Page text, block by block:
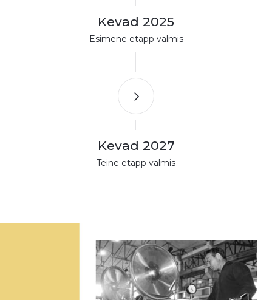
Kevad 2025
Esimene etapp valmis
Kevad 2027
Teine etapp valmis